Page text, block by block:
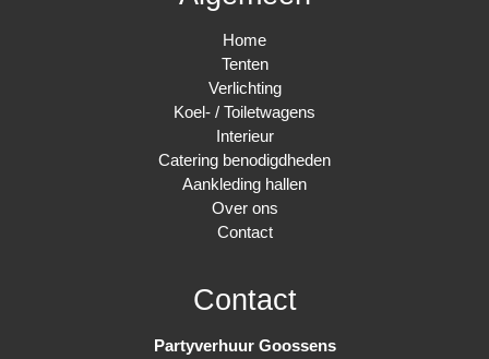
Home
Tenten
Verlichting
Koel- / Toiletwagens
Interieur
Catering benodigdheden
Aankleding hallen
Over ons
Contact
Contact
Partyverhuur Goossens